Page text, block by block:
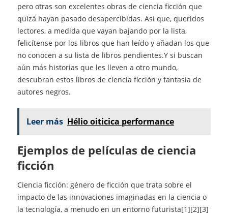
pero otras son excelentes obras de ciencia ficción que
quizá hayan pasado desapercibidas. Así que, queridos
lectores, a medida que vayan bajando por la lista,
felicítense por los libros que han leído y añadan los que
no conocen a su lista de libros pendientes.Y si buscan
aún más historias que les lleven a otro mundo,
descubran estos libros de ciencia ficción y fantasía de
autores negros.
Leer más Hélio oiticica performance
Ejemplos de películas de ciencia
ficción
Ciencia ficción: género de ficción que trata sobre el
impacto de las innovaciones imaginadas en la ciencia o
la tecnología, a menudo en un entorno futurista[1][2][3]